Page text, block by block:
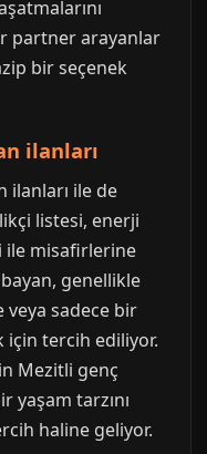
partner arayanlar
bir seçenek
ilanları
ilanları ile de
listesi, enerji
ile misafirlerine
genellikle
sadece bir
için tercih ediliyor.
Mezitli genç
yaşam tarzını
haline geliyor.